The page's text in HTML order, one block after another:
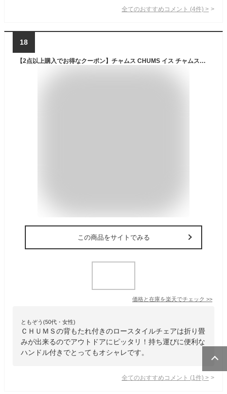
全てのおすすめコメント (4件) >
18
【2点以上購入でお得なクーポン】チャムス CHUMS イス チャムスバックウィズチェア ロースタイルチェア 椅子 折り畳み アウトドアチェア アウトドア キャンプ ソロキャンプ 学校行事 運動会 レッド ベージュ カーキ CHUMS Back with Chair CH62-1597
この商品をサイトでみる
価格と在庫を楽天でチェック >>
ともぞう(50代・女性)
ＣＨＵＭＳの背もたれ付きのロースタイルチェアは折り畳
みが出来るのでアウトドアにピッタリ！持ち運びに便利な
ハンドル付きでとってもオシャレです。
全てのおすすめコメント (1 件) >